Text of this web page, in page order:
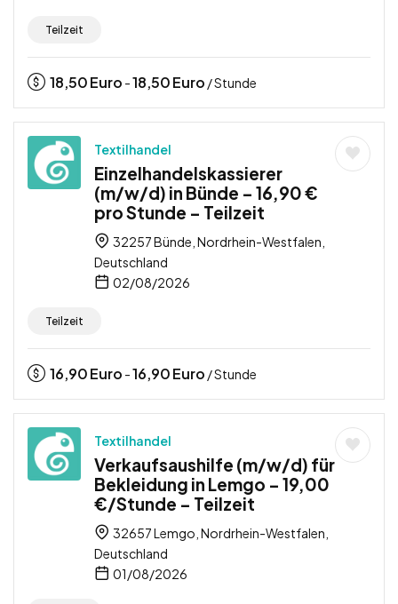
Teilzeit
18,50Euro -18,50Euro / Stunde
Textilhandel
Einzelhandelskassierer
(m/w/d) in Bünde – 16,90 €
pro Stunde – Teilzeit
32257 Bünde, Nordrhein-Westfalen,
Deutschland
02/08/2026
Teilzeit
16,90Euro -16,90Euro / Stunde
Textilhandel
Verkaufsaushilfe (m/w/d) für
Bekleidung in Lemgo – 19,00
€/Stunde – Teilzeit
32657 Lemgo, Nordrhein-Westfalen,
Deutschland
01/08/2026